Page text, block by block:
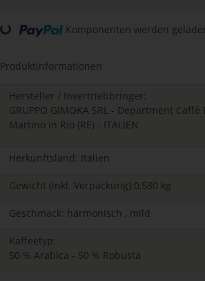
Komponenten werden
Produktinformationen
Hersteller / Invertriebbringer:
GRUPPO GIMOKA SRL - Department
Martino in Rio (RE) - ITALIEN
Herkunftsland: Italien
Gewicht (inkl. Verpackung):0,580 kg
Geschmack: harmonisch , mild
Kaffeetyp:
50 % Arabica - 50 % Robusta